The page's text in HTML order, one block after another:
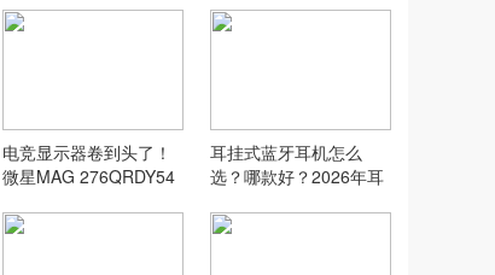
了我桌搭的视觉C位
电竞显示器卷到头了！
微星MAG 276QRDY54
D，果然没白等
耳挂式蓝牙耳机怎么
选？哪款好？2026年耳